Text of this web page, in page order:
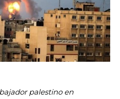
palestino en